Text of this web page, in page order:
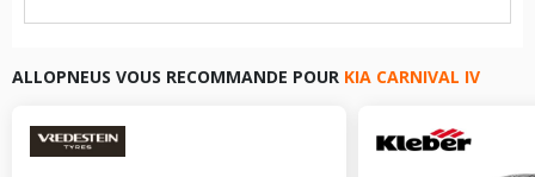
ALLOPNEUS VOUS RECOMMANDE POUR KIA CARNIVAL IV